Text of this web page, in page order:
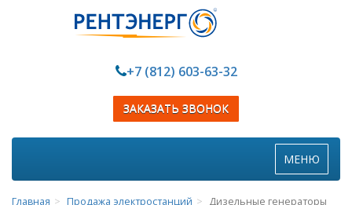
+7 (812) 603-63-32
ЗАКАЗАТЬ ЗВОНОК
Toggle
navigation
МЕНЮ
Главная Продажа электростанций Дизельные генераторы